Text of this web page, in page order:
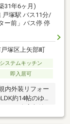
31年6ヶ月)
戸塚駅 バス11分/
ー前」バス停 停
塚区上矢部町
システムキッチン
即入居可
内外装リフォー
約14帖のゆと
てます！■南西